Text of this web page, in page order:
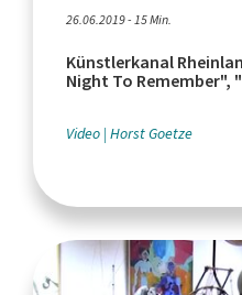
26.06.2019 - 15 Min.
Künstlerkanal
Night To Remember",
Video Horst Goetze